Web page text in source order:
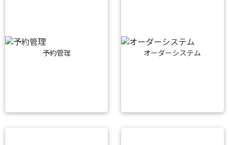
予約管理 オーダーシステム